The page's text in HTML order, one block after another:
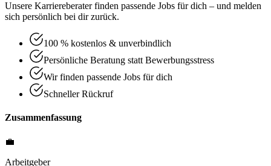
Unsere Karriereberater finden passende Jobs für dich – und melden
sich persönlich bei dir zurück.
100 % kostenlos & unverbindlich
Persönliche Beratung statt Bewerbungsstress
Wir finden passende Jobs für dich
Schneller Rückruf
Zusammenfassung
💼
Arbeitgeber